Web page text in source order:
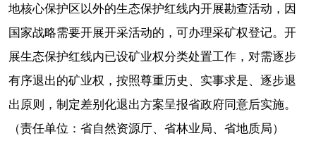
地核心保护区以外的生态保护红线内开展勘查活动，因
国家战略需要开展开采活动的，可办理采矿权登记。开
展生态保护红线内已设矿业权分类处置工作，对需逐步
有序退出的矿业权，按照尊重历史、实事求是、逐步退
出原则，制定差别化退出方案呈报省政府同意后实施。
（责任单位：省自然资源厅、省林业局、省地质局）